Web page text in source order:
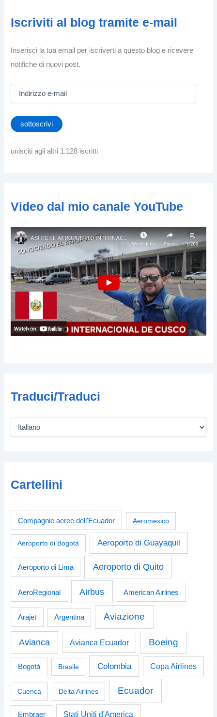
Iscriviti al blog tramite e-mail
Inserisci la tua email per iscriverti a questo blog e ricevere
notifiche di nuovi post.
i
r
z
a
sottoscrivi
unisciti agli altri 1.128 iscritti
Video dal mio canale YouTube
Traduci/Traduci
Cartellini
Compagnie aeree dell'Ecuador Aeromexico
Aeroporto di Bogotà Aeroporto di Guayaquil
Aeroporto di Lima Aeroporto di Quito
AeroRegional Airbus American Airlines
Arajet Argentina Aviazione
Avianca Avianca Ecuador Boeing
Bogotà Brasile Colombia Copa Airlines
Cuenca Delta Airlines Ecuador
Embraer Stati Uniti d'America